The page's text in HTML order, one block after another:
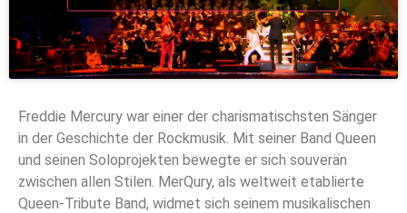
Freddie Mercury war einer der charismatischsten Sänger
in der Geschichte der Rockmusik. Mit seiner Band Queen
und seinen Soloprojekten bewegte er sich souverän
zwischen allen Stilen. MerQury, als weltweit etablierte
Queen-Tribute Band, widmet sich seinem musikalischen